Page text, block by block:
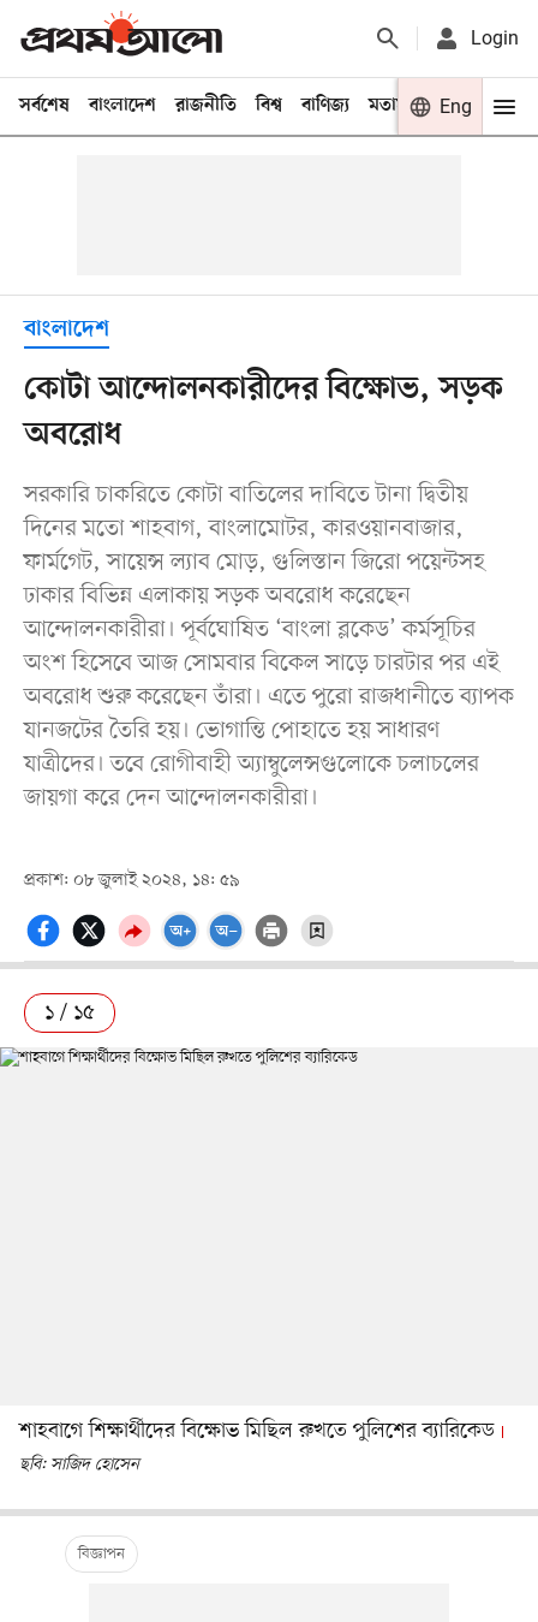
Login
সর্বশেষ বাংলাদেশ রাজনীতি বিশ্ব বাণিজ্য মতামত খেলা
Eng
বাংলাদেশ
কোটা আন্দোলনকারীদের বিক্ষোভ, সড়ক
অবরোধ
সরকারি চাকরিতে কোটা বাতিলের দাবিতে টানা দ্বিতীয়
দিনের মতো শাহবাগ, বাংলামোটর, কারওয়ানবাজার,
ফার্মগেট, সায়েন্স ল্যাব মোড়, গুলিস্তান জিরো পয়েন্টসহ
ঢাকার বিভিন্ন এলাকায় সড়ক অবরোধ করেছেন
আন্দোলনকারীরা। পূর্বঘোষিত ‘বাংলা ব্লকেড’ কর্মসূচির
অংশ হিসেবে আজ সোমবার বিকেল সাড়ে চারটার পর এই
অবরোধ শুরু করেছেন তাঁরা। এতে পুরো রাজধানীতে ব্যাপক
যানজটের তৈরি হয়। ভোগান্তি পোহাতে হয় সাধারণ
যাত্রীদের। তবে রোগীবাহী অ্যাম্বুলেন্সগুলোকে চলাচলের
জায়গা করে দেন আন্দোলনকারীরা।
প্রকাশ: ০৮ জুলাই ২০২৪, ১৪: ৫৯
১ / ১৫
শাহবাগে শিক্ষার্থীদের বিক্ষোভ মিছিল রুখতে পুলিশের ব্যারিকেড
ছবি: সাজিদ হোসেন